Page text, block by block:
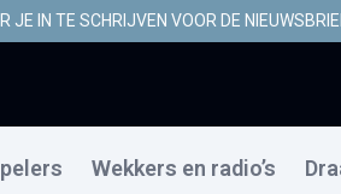
JE IN TE SCHRIJVEN VOOR DE
Wekkers en radio’s